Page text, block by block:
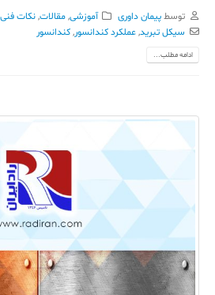
توسطپیمان داوری آموزشی,مقالات,نکات فنی
سیکل تبرید,عملکرد کندانسور,کندانسور
ادامه مطلب...